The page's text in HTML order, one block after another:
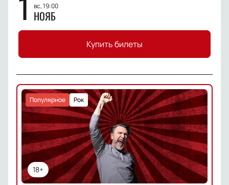
вс, 19:00
НОЯБ
Купить билеты
18+
Рок
Популярное